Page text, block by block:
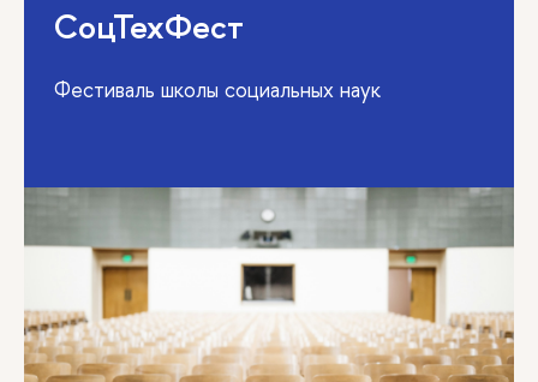
СоцТехФест
Фестиваль школы социальных наук